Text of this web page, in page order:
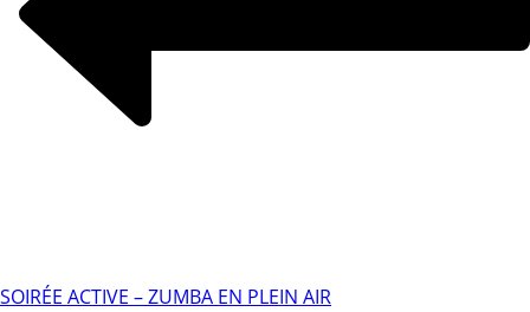
SOIRÉE ACTIVE – ZUMBA EN PLEIN AIR